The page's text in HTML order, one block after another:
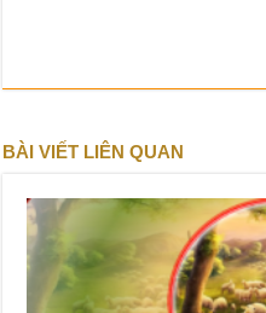
BÀI VIẾT LIÊN QUAN